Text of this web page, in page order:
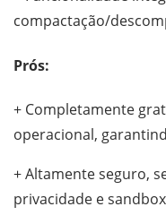
compactação/
Prós:
+ Completamente
operacional,
+ Altamente seguro,
privacidade e